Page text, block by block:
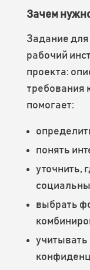
Зачем
Задание
рабочий
проекта:
требования
помогает:
понять
уточнить,
выбрать
учитывать